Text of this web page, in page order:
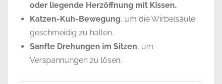
oder liegende Herzöffnung mit Kissen.
Katzen-Kuh-Bewegung, um die Wirbelsäule
geschmeidig zu halten.
Sanfte Drehungen im Sitzen, um
Verspannungen zu lösen.